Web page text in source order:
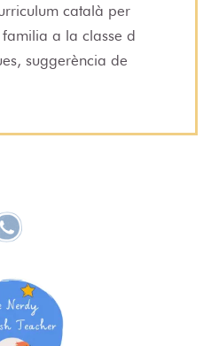
català per
a la classe d
suggerència de